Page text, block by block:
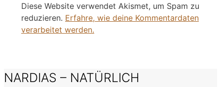
Diese Website verwendet Akismet, um Spam zu
reduzieren. Erfahre, wie deine Kommentardaten
verarbeitet werden.
NARDIAS – NATÜRLICH